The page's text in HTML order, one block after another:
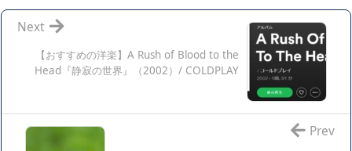
【おすすめの洋楽】A Rush of Blood to the
Head『静寂の世界』（2002）/ COLDPLAY
Next
Prev